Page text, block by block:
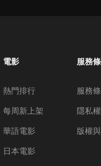
電影
熱門排行
每周新上架
華語電影
日本電影
服務
服務
隱私
版權